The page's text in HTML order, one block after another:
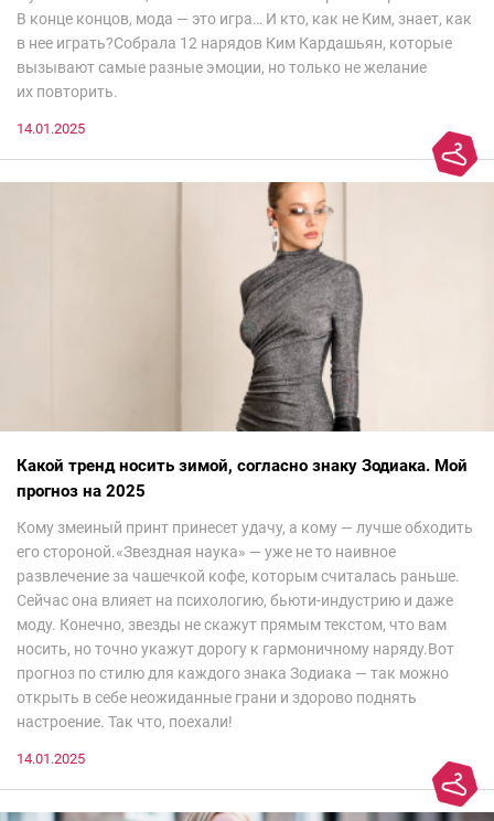
В конце концов, мода — это игра… И кто, как не Ким, знает, как
в нее играть?Собрала 12 нарядов Ким Кардашьян, которые
вызывают самые разные эмоции, но только не желание
их повторить.
14.01.2025
Какой тренд носить зимой, согласно знаку Зодиака. Мой
прогноз на 2025
Кому змеиный принт принесет удачу, а кому — лучше обходить
его стороной.«Звездная наука» — уже не то наивное
развлечение за чашечкой кофе, которым считалась раньше.
Сейчас она влияет на психологию, бьюти-индустрию и даже
моду. Конечно, звезды не скажут прямым текстом, что вам
носить, но точно укажут дорогу к гармоничному наряду.Вот
прогноз по стилю для каждого знака Зодиака — так можно
открыть в себе неожиданные грани и здорово поднять
настроение. Так что, поехали!
14.01.2025